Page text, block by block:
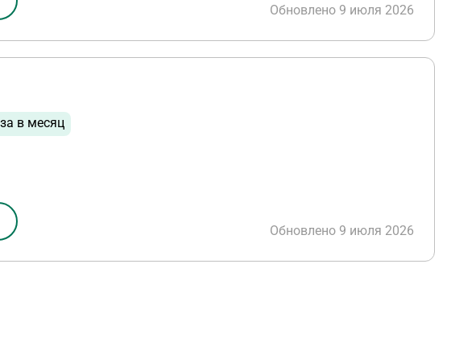
Обновлено 9 июля 2026
в месяц
Обновлено 9 июля 2026